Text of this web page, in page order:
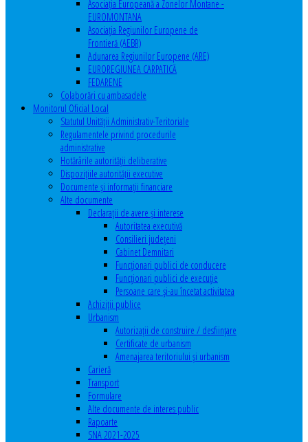
Asociația Europeană a Zonelor Montane -
EUROMONTANA
Asociația Regiunilor Europene de
Frontieră (AEBR)
Adunarea Regiunilor Europene (ARE)
EUROREGIUNEA CARPATICĂ
FEDARENE
Colaborări cu ambasadele
Monitorul Oficial Local
Statutul Unităţii Administrativ-Teritoriale
Regulamentele privind procedurile
administrative
Hotărârile autorităţii deliberative
Dispoziţiile autorităţii executive
Documente şi informaţii financiare
Alte documente
Declaraţii de avere şi interese
Autoritatea executivă
Consilieri judeţeni
Cabinet Demnitari
Funcţionari publici de conducere
Funcționari publici de execuție
Persoane care şi-au încetat activitatea
Achiziţii publice
Urbanism
Autorizații de construire / desființare
Certificate de urbanism
Amenajarea teritoriului şi urbanism
Carieră
Transport
Formulare
Alte documente de interes public
Rapoarte
SNA 2021-2025